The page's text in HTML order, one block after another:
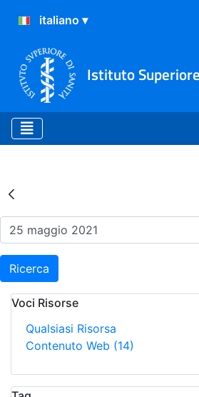
Istituto
Risultati della
Ricerca
Voci Risorse
Qualsiasi Risorsa
Contenuto Web (14)